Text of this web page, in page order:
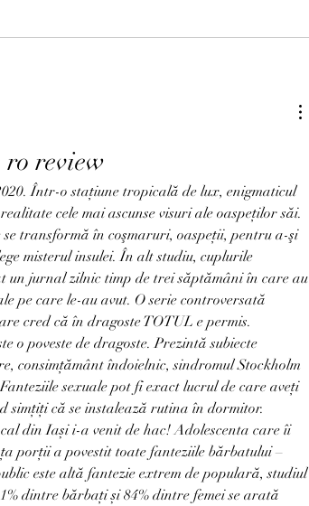
review
cele mai ascunse visuri ale oaspeţilor săi.
transformă în coşmaruri, oaspeţii, pentru a-şi
misterul insulei. În alt studiu, cuplurile
un jurnal zilnic timp de trei săptămâni în care au
pe care le-au avut. O serie controversată
cred că în dragoste TOTUL e permis.
o poveste de dragoste. Prezintă subiecte
consimțământ îndoielnic, sindromul Stockholm
sexuale pot fi exact lucrul de care aveți
simțiți că se instalează rutina în dormitor.
din Iași i-a venit de hac! Adolescenta care îi
porții a povestit toate fanteziile bărbatului –
este altă fantezie extrem de populară, studiul
dintre bărbați și 84% dintre femei se arată